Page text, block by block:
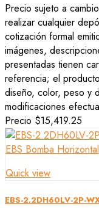
Precio sujeto a
realizar cualquier
cotización formal
imágenes,
presentadas tienen
referencia; el
diseño, color, peso y
modificaciones
Precio $15,419.25
Quick view
EBS-2.2DH60LV-2P-